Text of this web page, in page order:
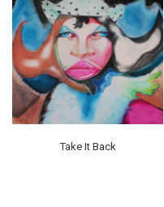
Take It Back